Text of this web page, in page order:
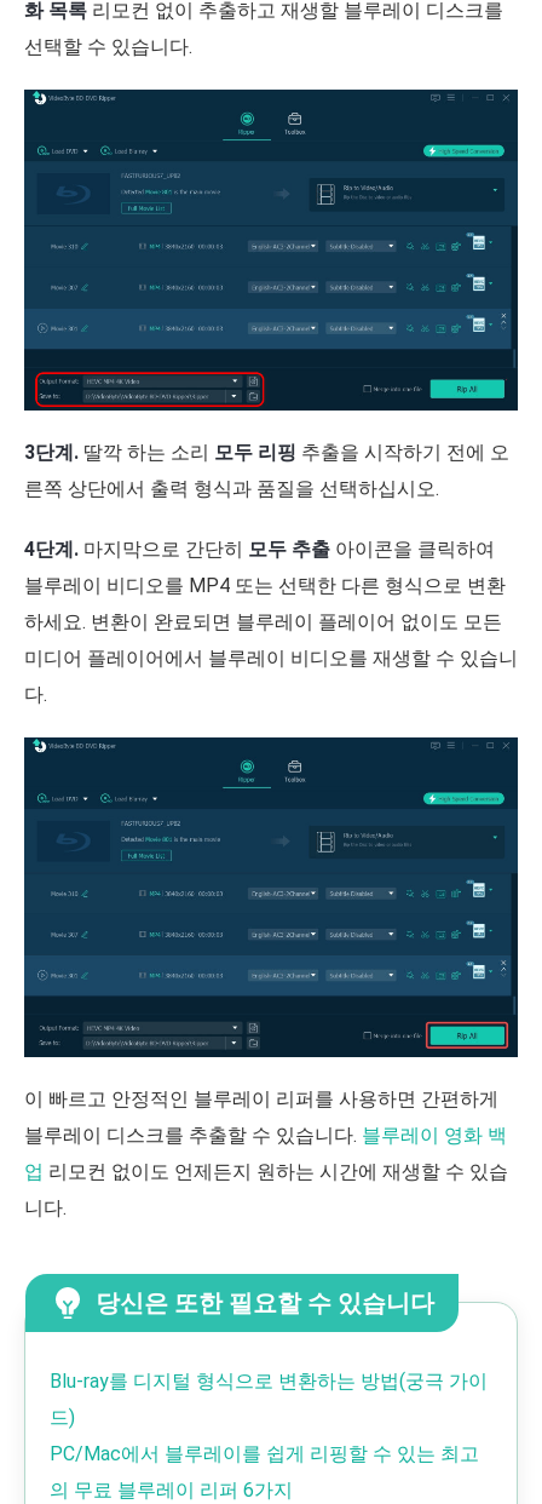
화 목록 리모컨 없이 추출하고 재생할 블루레이 디스크를
선택할 수 있습니다.
3단계. 딸깍 하는 소리 모두 리핑 추출을 시작하기 전에 오
른쪽 상단에서 출력 형식과 품질을 선택하십시오.
4단계. 마지막으로 간단히 모두 추출 아이콘을 클릭하여
블루레이 비디오를 MP4 또는 선택한 다른 형식으로 변환
하세요. 변환이 완료되면 블루레이 플레이어 없이도 모든
미디어 플레이어에서 블루레이 비디오를 재생할 수 있습니
다.
이 빠르고 안정적인 블루레이 리퍼를 사용하면 간편하게
블루레이 디스크를 추출할 수 있습니다. 블루레이 영화 백
업 리모컨 없이도 언제든지 원하는 시간에 재생할 수 있습
니다.
당신은 또한 필요할 수 있습니다
Blu-ray를 디지털 형식으로 변환하는 방법(궁극 가이
드)
PC/Mac에서 블루레이를 쉽게 리핑할 수 있는 최고
의 무료 블루레이 리퍼 6가지